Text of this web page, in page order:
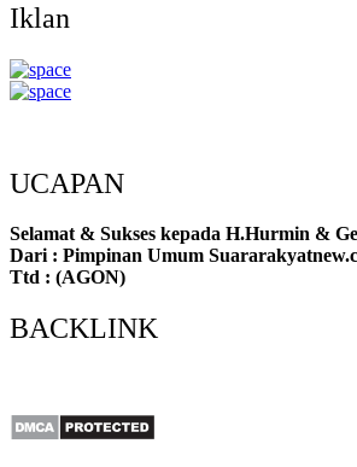
Iklan
UCAPAN
Selamat & Sukses kepada H.Hurmin &
Dari : Pimpinan Umum
Ttd : (AGON)
BACKLINK